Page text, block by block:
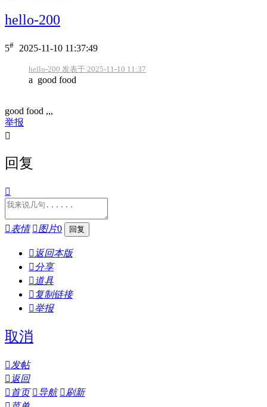
hello-200
5# 2025-11-10 11:37:49
hello-200 发表于 2025-11-10 11:37
a good food
good food ,,,
举报

回复

表情 图片0
 返回本版
分享
 道具
 复制链接
举报
取消
发帖
 返回
 首页 导航 刷新